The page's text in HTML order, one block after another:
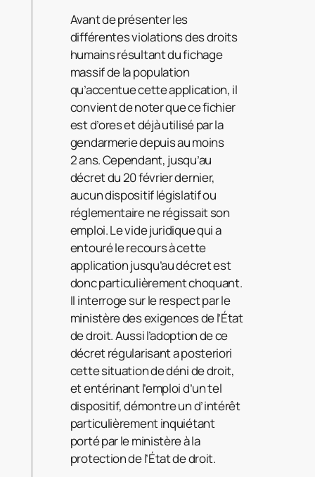
Avant de présenter les
différentes violations des droits
humains résultant du fichage
massif de la population
qu’accentue cette application, il
convient de noter que ce fichier
est d’ores et déjà utilisé par la
gendarmerie depuis au moins
2 ans. Cependant, jusqu’au
décret du 20 février dernier,
aucun dispositif législatif ou
réglementaire ne régissait son
emploi. Le vide juridique qui a
entouré le recours à cette
application jusqu’au décret est
donc particulièrement choquant.
Il interroge sur le respect par le
ministère des exigences de l’État
de droit. Aussi l’adoption de ce
décret régularisant a posteriori
cette situation de déni de droit,
et entérinant l’emploi d’un tel
dispositif, démontre un d’intérêt
particulièrement inquiétant
porté par le ministère à la
protection de l’État de droit.